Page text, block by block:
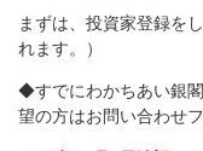
まずは、投資家登録を
れます。）
◆すでにわかちあい銀
望の方はお問い合わせ